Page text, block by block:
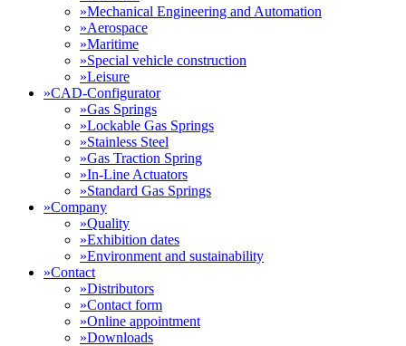
»Mechanical Engineering and Automation
»Aerospace
»Maritime
»Special vehicle construction
»Leisure
»CAD-Configurator
»Gas Springs
»Lockable Gas Springs
»Stainless Steel
»Gas Traction Spring
»In-Line Actuators
»Standard Gas Springs
»Company
»Quality
»Exhibition dates
»Environment and sustainability
»Contact
»Distributors
»Contact form
»Online appointment
»Downloads